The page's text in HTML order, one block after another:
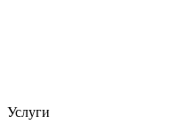
Услуги